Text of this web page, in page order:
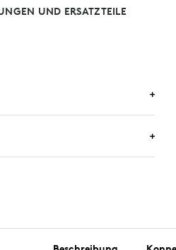
UND ERSATZTEILE
BUSINESS-
Anforderungen des
„Engineered for
SEIN WERDEN